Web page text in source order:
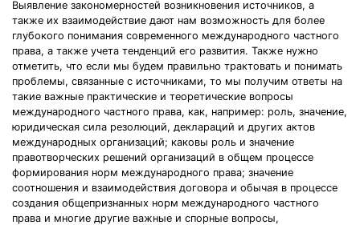
Выявление закономерностей возникновения источников, а
также их взаимодействие дают нам возможность для более
глубокого понимания современного международного частного
права, а также учета тенденций его развития. Также нужно
отметить, что если мы будем правильно трактовать и понимать
проблемы, связанные с источниками, то мы получим ответы на
такие важные практические и теоретические вопросы
международного частного права, как, например: роль, значение,
юридическая сила резолюций, деклараций и других актов
международных организаций; каковы роль и значение
правотворческих решений организаций в общем процессе
формирования норм международного права; значение
соотношения и взаимодействия договора и обычая в процессе
создания общепризнанных норм международного частного
права и многие другие важные и спорные вопросы,